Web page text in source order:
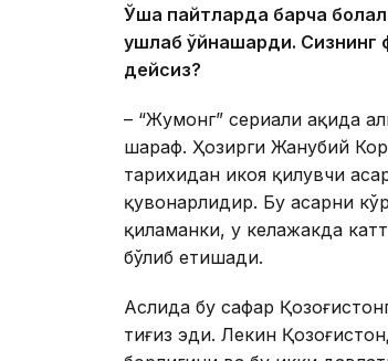
Ўша пайтларда барча
ушлаб ўйнашарди. Сизнинг
дейсиз?
– “Жумонг” сериали ҳақида
шараф. Ҳозирги Жанубий
тарихидан ҳикоя қилувчи
қувонарлидир. Бу асарни
қиламанки, у келажакда
бўлиб етишади.
Аслида бу сафар
тиғиз эди. Лекин